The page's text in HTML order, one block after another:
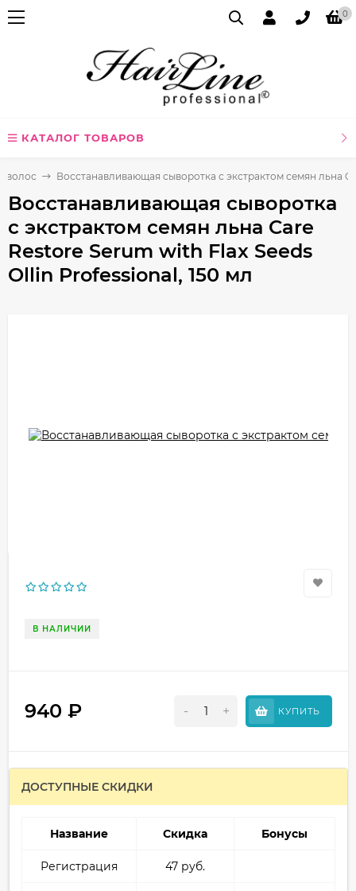
0
КАТАЛОГ ТОВАРОВ
волос Восстанавливающая сыворотка с экстрактом семян льна
Восстанавливающая сыворотка
с экстрактом семян льна Care
Restore Serum with Flax Seeds
Ollin Professional, 150 мл
В НАЛИЧИИ
940 ₽ - + КУПИТЬ
ДОСТУПНЫЕ СКИДКИ
Название Скидка Бонусы
Регистрация 47 руб.